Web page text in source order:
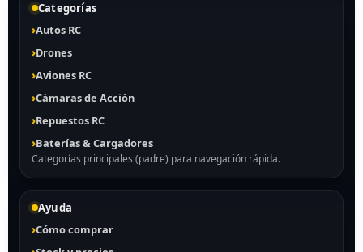
Categorías
Autos RC
Drones
Aviones RC
Cámaras de Acción
Repuestos RC
Baterías & Cargadores
Categorías principales (padre) para navegación rápida.
Ayuda
Cómo comprar